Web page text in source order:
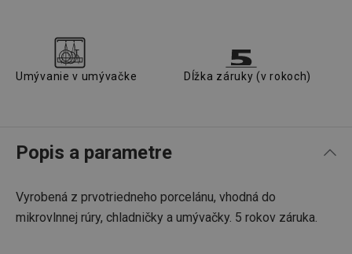
Umývanie v umývačke Dĺžka záruky (v rokoch)
Popis a parametre
Vyrobená z prvotriedneho porcelánu, vhodná do
mikrovlnnej rúry, chladničky a umývačky. 5 rokov záruka.